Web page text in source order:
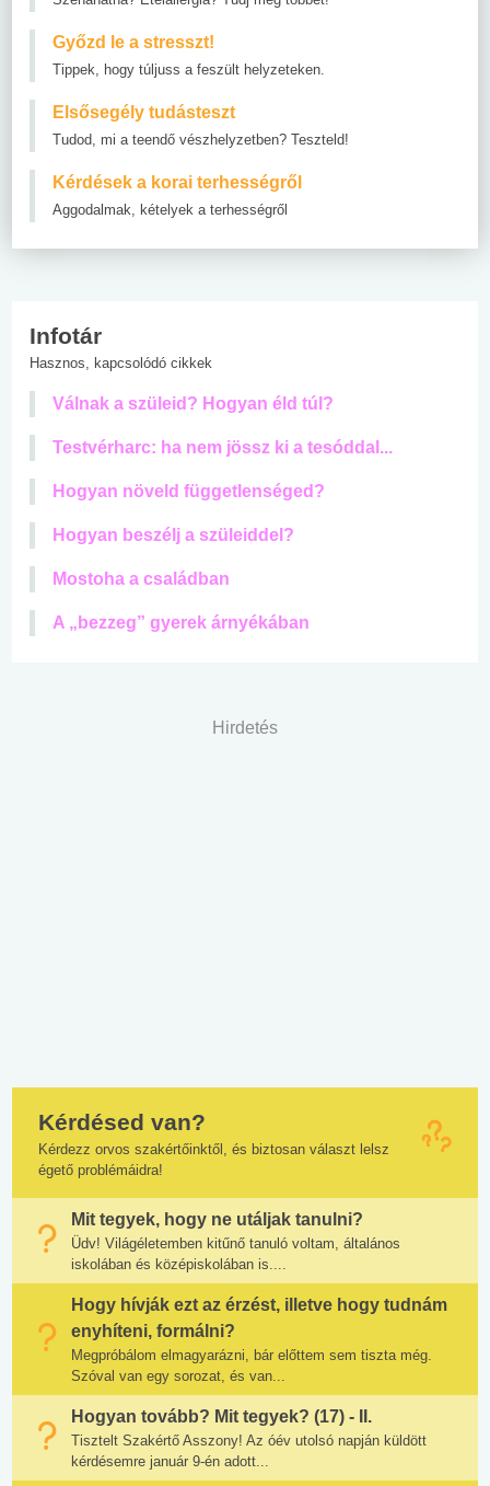
Győzd le a stresszt!
Tippek, hogy túljuss a feszült helyzeteken.
Elsősegély tudásteszt
Tudod, mi a teendő vészhelyzetben? Teszteld!
Kérdések a korai terhességről
Aggodalmak, kételyek a terhességről
Infotár
Hasznos, kapcsolódó cikkek
Válnak a szüleid? Hogyan éld túl?
Testvérharc: ha nem jössz ki a tesóddal...
Hogyan növeld függetlenséged?
Hogyan beszélj a szüleiddel?
Mostoha a családban
A „bezzeg” gyerek árnyékában
Hirdetés
Kérdésed van?
Kérdezz orvos szakértőinktől, és biztosan választ lelsz
égető problémáidra!
Mit tegyek, hogy ne utáljak tanulni?
Üdv! Világéletemben kitűnő tanuló voltam, általános
iskolában és középiskolában is....
Hogy hívják ezt az érzést, illetve hogy tudnám
enyhíteni, formálni?
Megpróbálom elmagyarázni, bár előttem sem tiszta még.
Szóval van egy sorozat, és van...
Hogyan tovább? Mit tegyek? (17) - II.
Tisztelt Szakértő Asszony! Az óév utolsó napján küldött
kérdésemre január 9-én adott...